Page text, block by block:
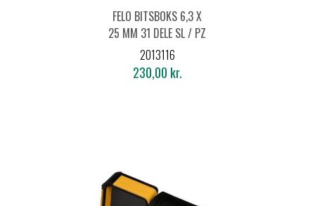
FELO BITSBOKS 6,3 X
25 MM 31 DELE SL / PZ
/ PH / HEX / TORX® /
SQ / BH
2013116
230,00 kr.